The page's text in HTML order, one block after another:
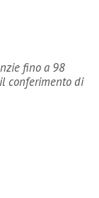
fino a 98
conferimento di